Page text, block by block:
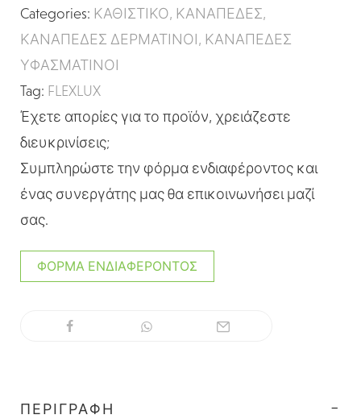
Categories: ΚΑΘΙΣΤΙΚΟ, ΚΑΝΑΠΕΔΕΣ,
ΚΑΝΑΠΕΔΕΣ ΔΕΡΜΑΤΙΝΟΙ , ΚΑΝΑΠΕΔΕΣ
ΥΦΑΣΜΑΤΙΝΟΙ
Tag: FLEXLUX
Έχετε απορίες για το προϊόν, χρειάζεστε
διευκρινίσεις;
Συμπληρώστε την φόρμα ενδιαφέροντος και
ένας συνεργάτης μας θα επικοινωνήσει μαζί
σας.
ΦΌΡΜΑ ΕΝΔΙΑΦΈΡΟΝΤΟΣ
ΠΕΡΙΓΡΑΦΉ